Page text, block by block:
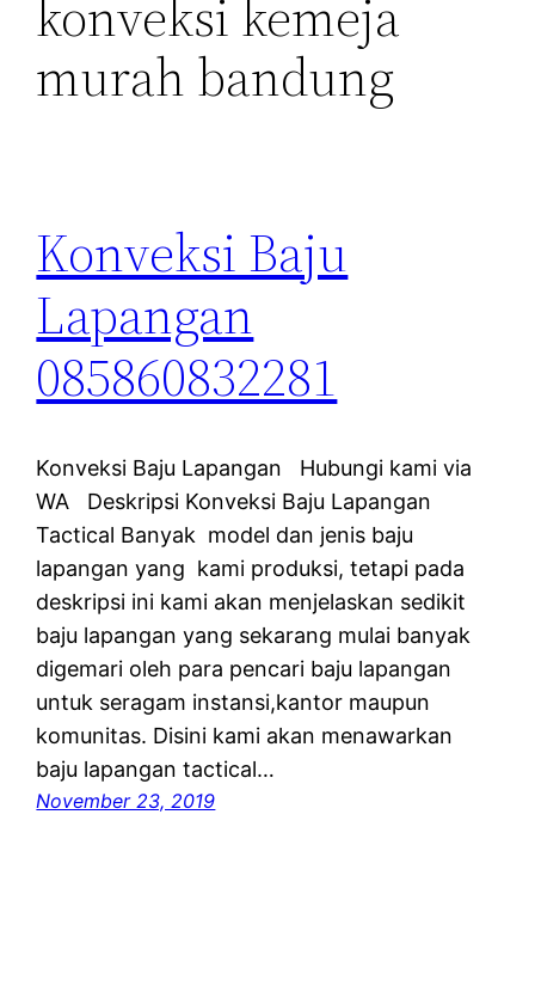
konveksi kemeja
murah bandung
Konveksi Baju
Lapangan
085860832281
Konveksi Baju Lapangan Hubungi kami via
WA Deskripsi Konveksi Baju Lapangan
Tactical Banyak model dan jenis baju
lapangan yang kami produksi, tetapi pada
deskripsi ini kami akan menjelaskan sedikit
baju lapangan yang sekarang mulai banyak
digemari oleh para pencari baju lapangan
untuk seragam instansi,kantor maupun
komunitas. Disini kami akan menawarkan
baju lapangan tactical…
November 23, 2019